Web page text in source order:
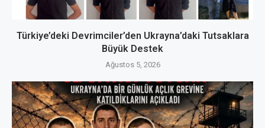
Türkiye’deki Devrimciler’den Ukrayna’daki Tutsaklara
Büyük Destek
Ağustos 5, 2026